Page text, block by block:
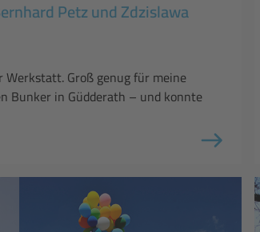
Petz und Zdzislawa
Werkstatt. Groß genug für meine
Bunker in Güdderath – und konnte